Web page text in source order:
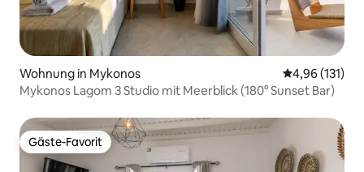
Wohnung in Mykonos
4,96 (131)
Mykonos Lagom 3 Studio mit Meerblick (180° Sunset Bar)
Gäste-Favorit
Gäste-Favorit